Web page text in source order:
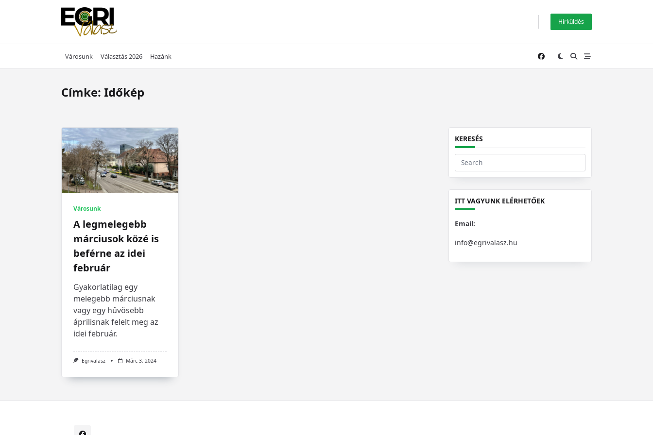
Hírküldés
Városunk Választás 2026 Hazánk
Címke: Időkép
Városunk
A legmelegebb
márciusok közé is
beférne az idei
február
Gyakorlatilag egy
melegebb márciusnak
vagy egy hűvösebb
áprilisnak felelt meg az
idei február.
Egrivalasz Márc 3, 2024
KERESÉS
Search
for:
ITT VAGYUNK ELÉRHETŐEK
Email:
info@egrivalasz.hu